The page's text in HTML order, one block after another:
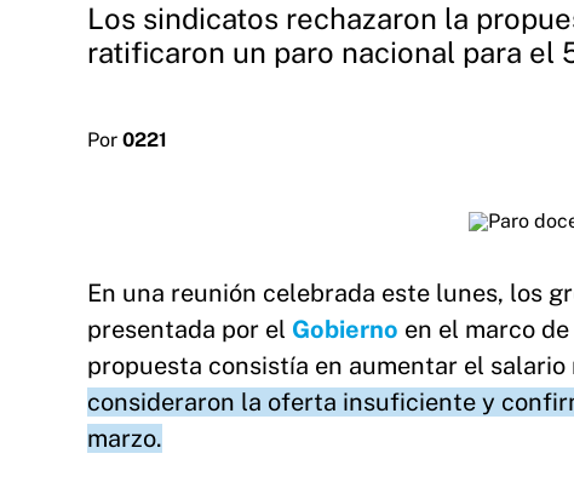
Los sindicatos rechazaron la
ratificaron un paro nacional para el
Por 0221
En una reunión celebrada este lunes, los
presentada por el Gobierno en el marco
propuesta consistía en aumentar el
consideraron la oferta insuficiente y
marzo.